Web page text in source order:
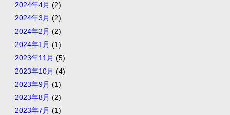
2024年4月 (2)
2024年3月 (2)
2024年2月 (2)
2024年1月 (1)
2023年11月 (5)
2023年10月 (4)
2023年9月 (1)
2023年8月 (2)
2023年7月 (1)